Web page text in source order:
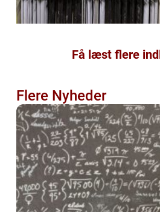
Få læst flere
Flere Nyheder